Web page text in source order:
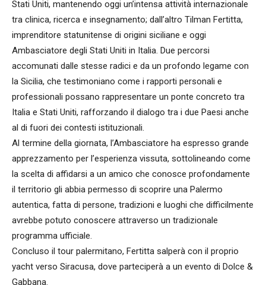
Stati Uniti, mantenendo oggi un’intensa attività internazionale
tra clinica, ricerca e insegnamento; dall’altro Tilman Fertitta,
imprenditore statunitense di origini siciliane e oggi
Ambasciatore degli Stati Uniti in Italia. Due percorsi
accomunati dalle stesse radici e da un profondo legame con
la Sicilia, che testimoniano come i rapporti personali e
professionali possano rappresentare un ponte concreto tra
Italia e Stati Uniti, rafforzando il dialogo tra i due Paesi anche
al di fuori dei contesti istituzionali.
Al termine della giornata, l’Ambasciatore ha espresso grande
apprezzamento per l’esperienza vissuta, sottolineando come
la scelta di affidarsi a un amico che conosce profondamente
il territorio gli abbia permesso di scoprire una Palermo
autentica, fatta di persone, tradizioni e luoghi che difficilmente
avrebbe potuto conoscere attraverso un tradizionale
programma ufficiale.
Concluso il tour palermitano, Fertitta salperà con il proprio
yacht verso Siracusa, dove parteciperà a un evento di Dolce &
Gabbana.